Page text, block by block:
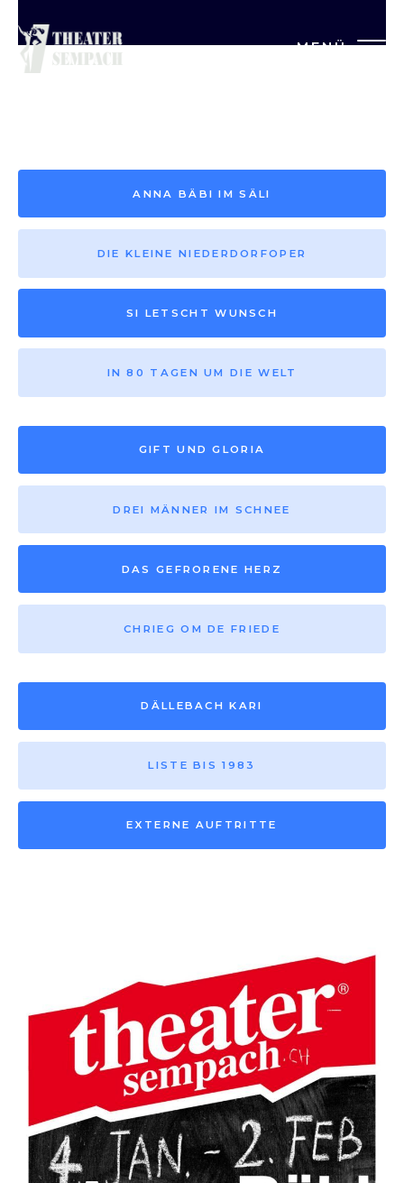
MENÜ
Saison vor 2013
ANNA BÄBI IM SÄLI
DIE KLEINE NIEDERDORFOPER
SI LETSCHT WUNSCH
IN 80 TAGEN UM DIE WELT
GIFT UND GLORIA
DREI MÄNNER IM SCHNEE
DAS GEFRORENE HERZ
CHRIEG OM DE FRIEDE
DÄLLEBACH KARI
LISTE BIS 1983
EXTERNE AUFTRITTE